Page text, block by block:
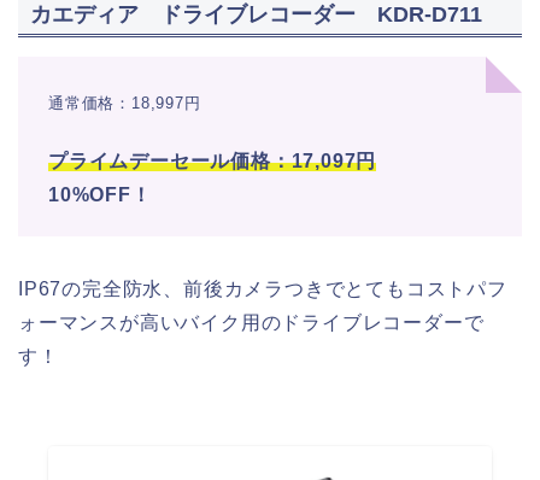
カエディア ドライブレコーダー KDR-D711
通常価格：18,997円
プライムデーセール価格：17,097円
10%OFF！
IP67の完全防水、前後カメラつきでとてもコストパフ
ォーマンスが高いバイク用のドライブレコーダーで
す！